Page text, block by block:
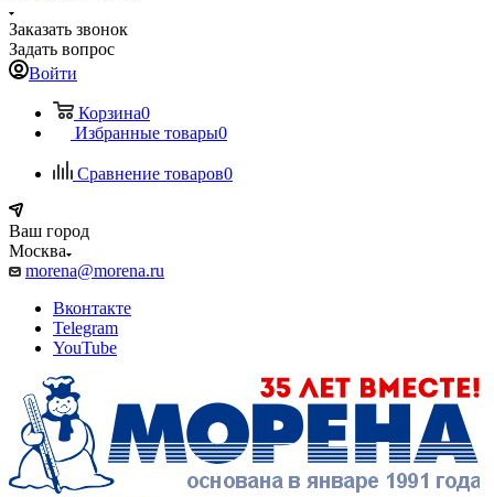
Заказать звонок
Задать вопрос
Войти
Корзина0
Избранные товары0
Сравнение товаров0
Ваш город
Москва
morena@morena.ru
Вконтакте
Telegram
YouTube